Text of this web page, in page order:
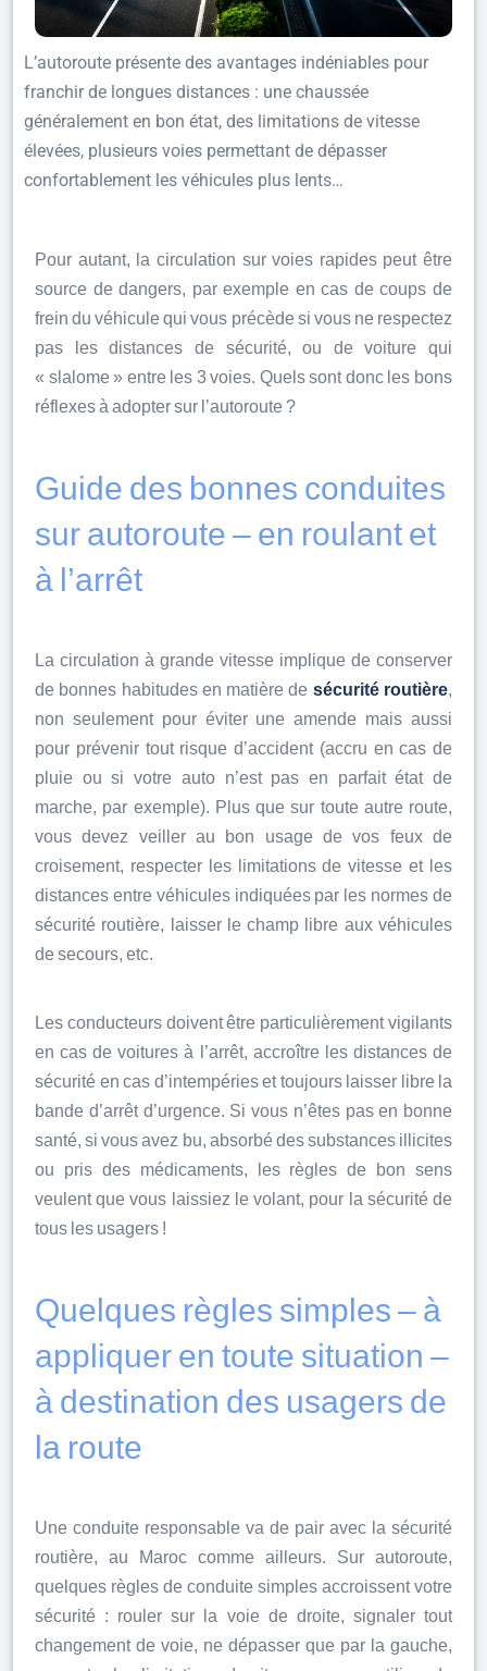
L’autoroute présente des avantages indéniables pour
franchir de longues distances : une chaussée
généralement en bon état, des limitations de vitesse
élevées, plusieurs voies permettant de dépasser
confortablement les véhicules plus lents…
Pour autant, la circulation sur voies rapides peut être
source de dangers, par exemple en cas de coups de
frein du véhicule qui vous précède si vous ne respectez
pas les distances de sécurité, ou de voiture qui
« slalome » entre les 3 voies. Quels sont donc les bons
réflexes à adopter sur l’autoroute ?
Guide des bonnes conduites
sur autoroute – en roulant et
à l’arrêt
La circulation à grande vitesse implique de conserver
de bonnes habitudes en matière de sécurité routière,
non seulement pour éviter une amende mais aussi
pour prévenir tout risque d’accident (accru en cas de
pluie ou si votre auto n’est pas en parfait état de
marche, par exemple). Plus que sur toute autre route,
vous devez veiller au bon usage de vos feux de
croisement, respecter les limitations de vitesse et les
distances entre véhicules indiquées par les normes de
sécurité routière, laisser le champ libre aux véhicules
de secours, etc.
Les conducteurs doivent être particulièrement vigilants
en cas de voitures à l’arrêt, accroître les distances de
sécurité en cas d’intempéries et toujours laisser libre la
bande d’arrêt d’urgence. Si vous n’êtes pas en bonne
santé, si vous avez bu, absorbé des substances illicites
ou pris des médicaments, les règles de bon sens
veulent que vous laissiez le volant, pour la sécurité de
tous les usagers !
Quelques règles simples – à
appliquer en toute situation –
à destination des usagers de
la route
Une conduite responsable va de pair avec la sécurité
routière, au Maroc comme ailleurs. Sur autoroute,
quelques règles de conduite simples accroissent votre
sécurité : rouler sur la voie de droite, signaler tout
changement de voie, ne dépasser que par la gauche,